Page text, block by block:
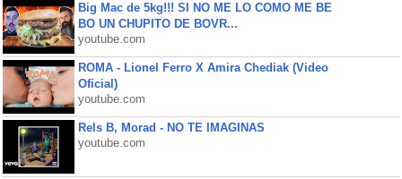
Big Mac de 5kg!!! SI NO ME LO COMO ME BE
BO UN CHUPITO DE BOVR...
youtube.com
ROMA - Lionel Ferro X Amira Chediak (Video
Oficial)
youtube.com
Rels B, Morad - NO TE IMAGINAS
youtube.com